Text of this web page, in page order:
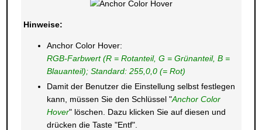
Hinweise:
Anchor Color Hover:
RGB-Farbwert (R = Rotanteil, G = Grünanteil, B =
Blauanteil); Standard: 255,0,0 (= Rot)
Damit der Benutzer die Einstellung selbst festlegen
kann, müssen Sie den Schlüssel "Anchor Color
Hover" löschen. Dazu klicken Sie auf diesen und
drücken die Taste "Entf".